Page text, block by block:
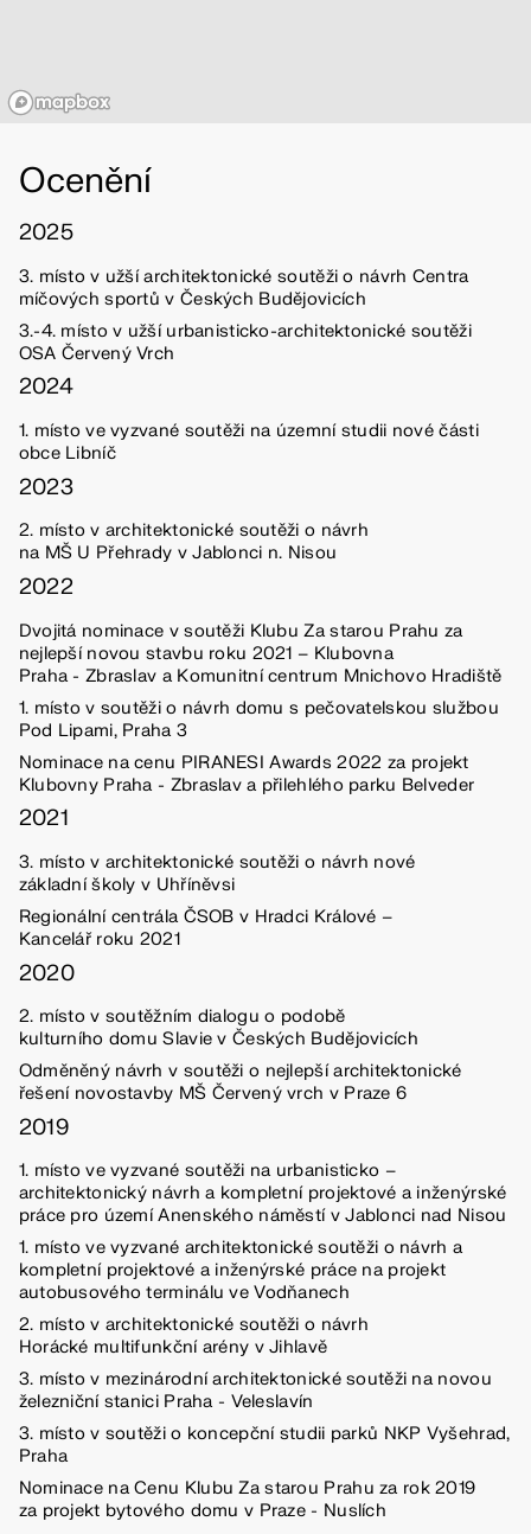
Ocenění
2025
3. místo v užší architektonické soutěži o návrh Centra
míčových sportů v Českých Budějovicích
3.-4. místo v užší urbanisticko-architektonické soutěži
OSA Červený Vrch
2024
1. místo ve vyzvané soutěži na územní studii nové části
obce Libníč
2023
2. místo v architektonické soutěži o návrh
na MŠ U Přehrady v Jablonci n. Nisou
2022
Dvojitá nominace v soutěži Klubu Za starou Prahu za
nejlepší novou stavbu roku 2021 – Klubovna
Praha - Zbraslav a Komunitní centrum Mnichovo Hradiště
1. místo v soutěži o návrh domu s pečovatelskou službou
Pod Lipami, Praha 3
Nominace na cenu PIRANESI Awards 2022 za projekt
Klubovny Praha - Zbraslav a přilehlého parku Belveder
2021
3. místo v architektonické soutěži o návrh nové
základní školy v Uhříněvsi
Regionální centrála ČSOB v Hradci Králové –
Kancelář roku 2021
2020
2. místo v soutěžním dialogu o podobě
kulturního domu Slavie v Českých Budějovicích
Odměněný návrh v soutěži o nejlepší architektonické
řešení novostavby MŠ Červený vrch v Praze 6
2019
1. místo ve vyzvané soutěži na urbanisticko –
architektonický návrh a kompletní projektové a inženýrské
práce pro území Anenského náměstí v Jablonci nad Nisou
1. místo ve vyzvané architektonické soutěži o návrh a
kompletní projektové a inženýrské práce na projekt
autobusového terminálu ve Vodňanech
2. místo v architektonické soutěži o návrh
Horácké multifunkční arény v Jihlavě
3. místo v mezinárodní architektonické soutěži na novou
železniční stanici Praha - Veleslavín
3. místo v soutěži o koncepční studii parků NKP Vyšehrad,
Praha
Nominace na Cenu Klubu Za starou Prahu za rok 2019
za projekt bytového domu v Praze - Nuslích